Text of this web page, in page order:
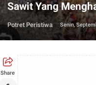
Sawit Yang
Potret Peristiwa Senin,
Share